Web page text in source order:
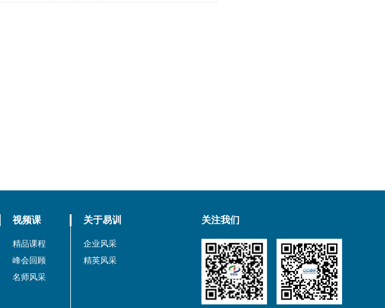
视频课
精品课程
峰会回顾
名师风采
关于易训
企业风采
精英风采
关注我们